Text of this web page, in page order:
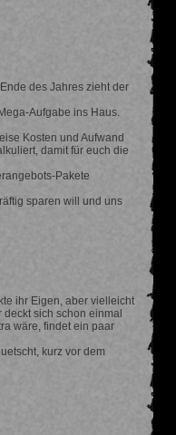
des Jahres zieht der
Aufgabe ins Haus.
Kosten und Aufwand
damit für euch die
Pakete
sparen will und uns
ihr Eigen, aber vielleicht
sich schon einmal
wäre, findet ein paar
kurz vor dem